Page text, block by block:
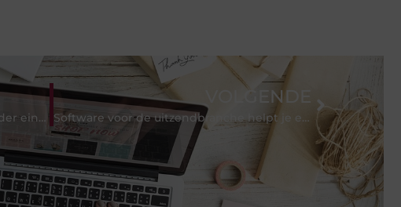
123theorie: Snel je theorie halen zonder eindeloos te blokken
VOLGENDE
Software voor de uitzendbranche helpt je efficiënter werken